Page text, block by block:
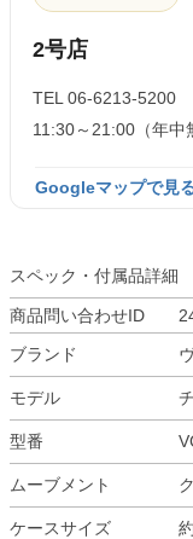
2号店
TEL 06-6213-5200
11:30～21:00（年中
Googleマップで見
スペック・付属品詳細
商品問い合わせID
ブランド
モデル
型番
ムーブメント
ケースサイズ